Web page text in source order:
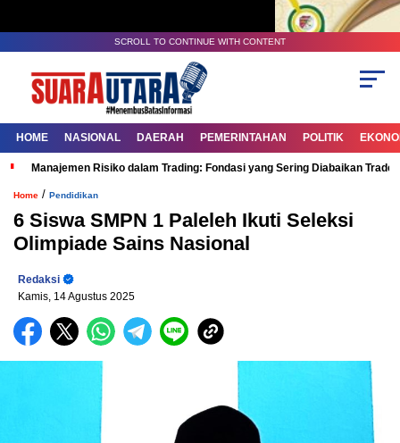
SCROLL TO CONTINUE WITH CONTENT
HOME NASIONAL DAERAH PEMERINTAHAN POLITIK
Manajemen Risiko dalam Trading: Fondasi yang Sering Diabaikan
Home / Pendidikan
6 Siswa SMPN 1 Paleleh Ikuti Seleksi
Olimpiade Sains Nasional
Redaksi
Kamis, 14 Agustus 2025